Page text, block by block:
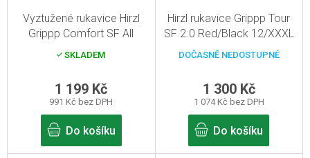
Vyztužené rukavice Hirzl
Grippp Comfort SF All
SKLADEM
991 Kč bez DPH
1 199 Kč
Do košíku
Hirzl rukavice Grippp Tour
SF 2.0 Red/Black 12/XXXL
DOČASNĚ NEDOSTUPNÉ
1 074 Kč bez DPH
1 300 Kč
Do košíku